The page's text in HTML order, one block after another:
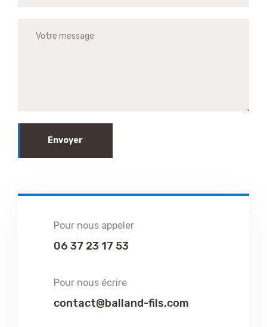
Envoyer
Pour nous appeler
06 37 23 17 53
Pour nous écrire
contact@balland-fils.com